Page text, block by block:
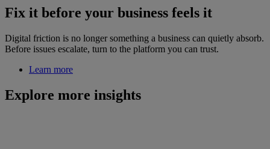
Fix it before your business feels it
Digital friction is no longer something a business can quietly absorb.
Before issues escalate, turn to the platform you can trust.
Learn more
Explore more insights